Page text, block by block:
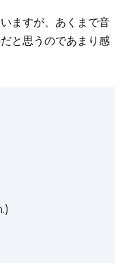
ますが、あくまで音
と思うのであまり感